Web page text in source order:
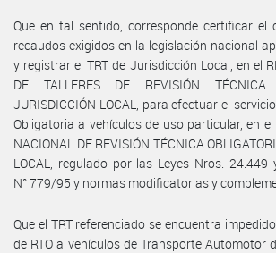
Que en tal sentido, corresponde certificar el
recaudos exigidos en la legislación nacional
y registrar el TRT de Jurisdicción Local, en el
DE TALLERES DE REVISIÓN TÉCNICA
JURISDICCIÓN LOCAL, para efectuar el
Obligatoria a vehículos de uso particular, en el
NACIONAL DE REVISIÓN TÉCNICA
LOCAL, regulado por las Leyes Nros. 24.449
N° 779/95 y normas modificatorias y
Que el TRT referenciado se encuentra
de RTO a vehículos de Transporte Automotor